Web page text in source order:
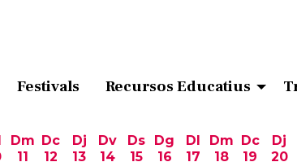
Festivals Recursos Educatius
Dm
11
Dc
12
Dj
13
Dv
14
Ds
15
Dg
16
Dl
17
Dm
18
Dc
19
Dj
20